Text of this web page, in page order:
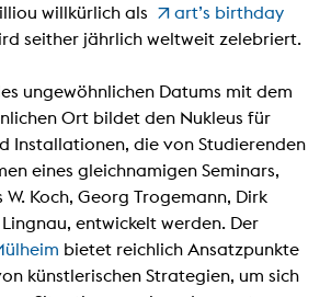
willkürlich als
art’s birthday
seither jährlich weltweit zelebriert.
ungewöhnlichen Datums mit dem
Ort bildet den Nukleus für
Installationen, die von Studierenden
eines gleichnamigen Seminars,
Koch, Georg Trogemann, Dirk
entwickelt werden. Der
bietet reichlich Ansatzpunkte
künstlerischen Strategien, um sich